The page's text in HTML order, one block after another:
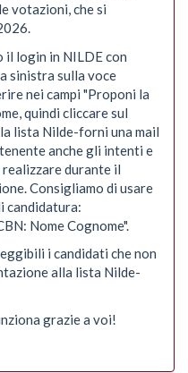
votazioni, che si
login in NILDE con
sinistra sulla voce
nei campi "Proponi la
quindi cliccare sul
lista Nilde-forni una mail
anche gli intenti e
durante il
Consigliamo di usare
candidatura:
Nome Cognome".
i candidati che non
alla lista Nilde-
grazie a voi!